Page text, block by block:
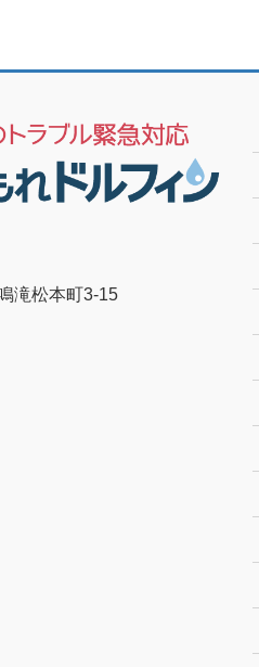
滝松本町3-15